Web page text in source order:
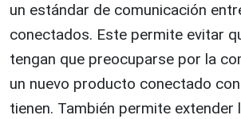
un estándar de comunicación
conectados. Este permite evitar
tengan que preocuparse por la
un nuevo producto conectado
tienen. También permite extender